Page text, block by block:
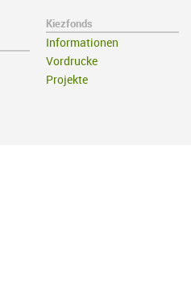
Kiezfonds
Informationen
Vordrucke
Projekte